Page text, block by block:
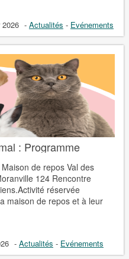
- Actualités - Evénements
: Programme
de repos Val des
124 Rencontre
réservée
maison de repos et à leur
- Actualités - Evénements